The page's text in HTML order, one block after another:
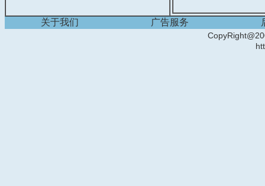
关于我们 广告服务